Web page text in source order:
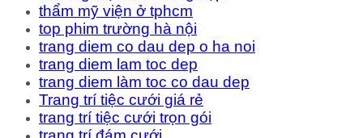
thẩm mỹ viện ở tphcm
top phim trường hà nội
trang diem co dau dep o ha noi
trang diem lam toc dep
trang diem làm toc co dau dep
Trang trí tiệc cưới giá rẻ
trang trí tiệc cưới trọn gói